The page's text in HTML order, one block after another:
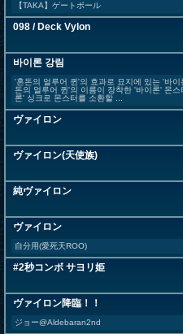
【TAKA】ゲートボール
098 / Deck Vylon
바이론 강림
'혼돈의 얼루어 퀸'의 효과로 묘지에 있는 '바
돈의 얼루어 퀸'의 이름이 장착한 '바이론' 몬
론' 싱크로 몬스터를 소환할 ...
ヴァイロン
ヴァイロン(天使族)
純ヴァイロン
ヴァイロン
自分用(愛死天ROO)
#2秒コンボ サヨリ姫
ヴァイロン降臨！！
ジョー@Aldebaran2nd